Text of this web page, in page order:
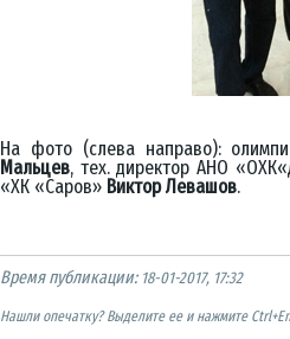
На фото (слева направо):
Мальцев, тех. директор АНО «ОХК«
«ХК «Саров» Виктор Левашов.
Время публикации: 18-01-2017, 17:32
Нашли опечатку? Выделите ее и нажмите